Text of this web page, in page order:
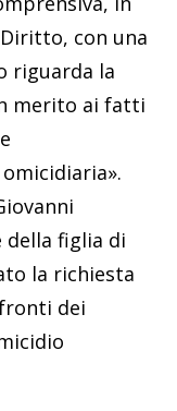
con una
riguarda la
merito ai fatti
della figlia di
la richiesta
dei